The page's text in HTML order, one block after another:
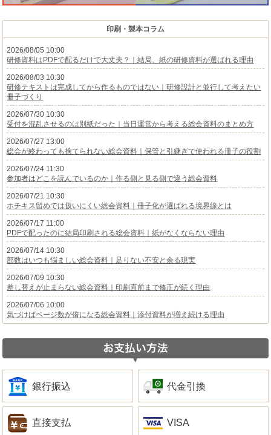
印刷・製本コラム
2026/08/05 10:00
研修資料はPDFで配るだけで大丈夫？｜結局、紙の研修資料が選ばれる理由
2026/08/03 10:30
研修テキストは完成してから作るものではない｜研修設計と並行して考えたい
冊子づくり
2026/07/30 10:30
受付を混乱させるのは別紙だった｜当日運営から考える総会資料のまとめ方
2026/07/27 13:00
総会が終わっても捨てられない総会資料｜保管と引継ぎで使われる冊子の役割
2026/07/24 11:30
参加者はどこを読んでいるのか｜作る側と見る側で違う総会資料
2026/07/21 10:30
ホチキス留めでは扱いにくい総会資料｜冊子化が選ばれる境界線とは
2026/07/17 11:00
PDFで配ったのに結局印刷される総会資料｜紙がなくならない理由
2026/07/14 10:30
部数はいつも悩ましい総会資料｜足りない不安と余る現実
2026/07/09 10:30
差し替えが止まらない総会資料｜印刷直前まで修正が続く理由
2026/07/06 10:00
気づけばページ数が倍になる総会資料｜添付資料が増え続ける理由
銀行振込 代金引換
直接支払 VISA